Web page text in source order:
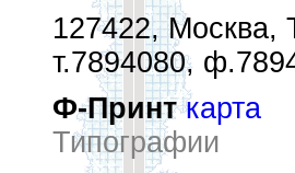
127422, Москва,
т.7894080,
Ф-Принт карта
Типографии